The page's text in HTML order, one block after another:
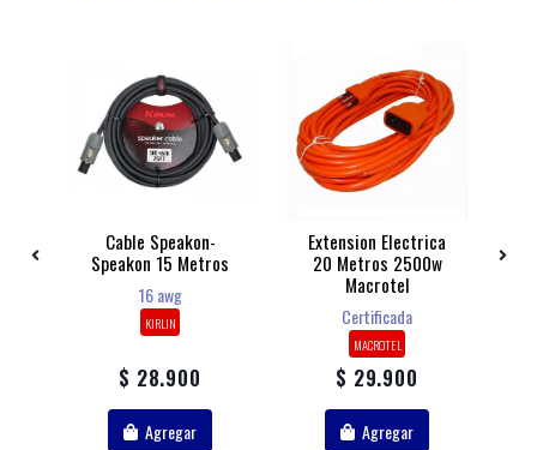
Cable Speakon-
Speakon 15 Metros
16 awg
KIRLIN
$ 28.900
Agregar
Extension Electrica
20 Metros 2500w
Macrotel
Certificada
MACROTEL
$ 29.900
Agregar